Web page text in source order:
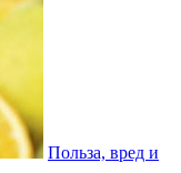
Польза, вред и